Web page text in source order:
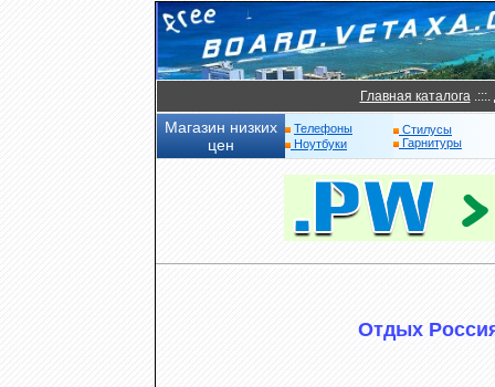
Главная каталога.:::.
Магазин низких
цен
Телефоны
Ноутбуки
Стилусы
Гарнитуры
Отдых